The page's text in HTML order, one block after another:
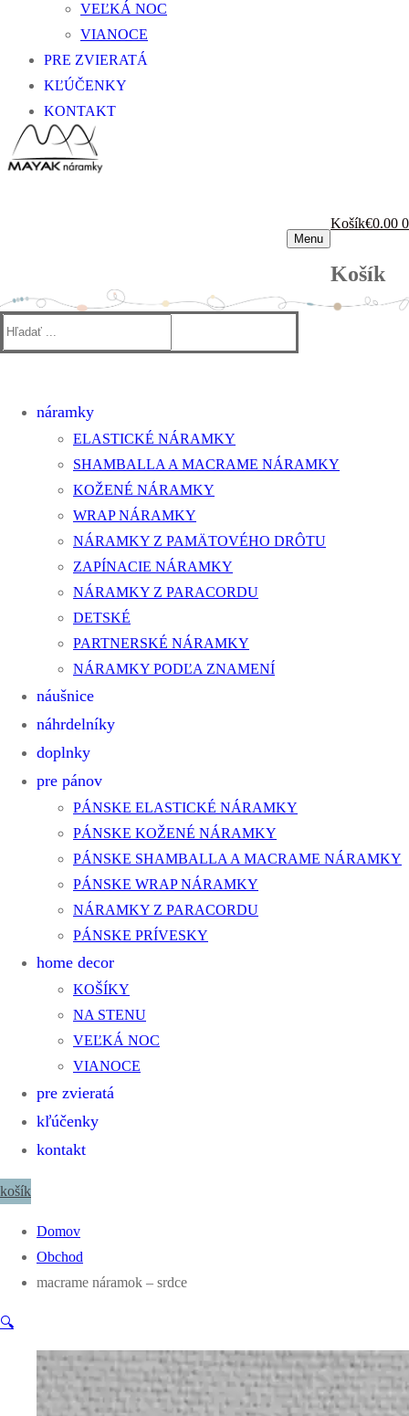
VEĽKÁ NOC
VIANOCE
PRE ZVIERATÁ
KĽÚČENKY
KONTAKT
Menu
Košík€0.00 0
Košík
Hľadať:
náramky
ELASTICKÉ NÁRAMKY
SHAMBALLA A MACRAME NÁRAMKY
KOŽENÉ NÁRAMKY
WRAP NÁRAMKY
NÁRAMKY Z PAMÄTOVÉHO DRÔTU
ZAPÍNACIE NÁRAMKY
NÁRAMKY Z PARACORDU
DETSKÉ
PARTNERSKÉ NÁRAMKY
NÁRAMKY PODĽA ZNAMENÍ
náušnice
náhrdelníky
doplnky
pre pánov
PÁNSKE ELASTICKÉ NÁRAMKY
PÁNSKE KOŽENÉ NÁRAMKY
PÁNSKE SHAMBALLA A MACRAME NÁRAMKY
PÁNSKE WRAP NÁRAMKY
NÁRAMKY Z PARACORDU
PÁNSKE PRÍVESKY
home decor
KOŠÍKY
NA STENU
VEĽKÁ NOC
VIANOCE
pre zvieratá
kľúčenky
kontakt
košík
Domov
Obchod
macrame náramok – srdce
🔍